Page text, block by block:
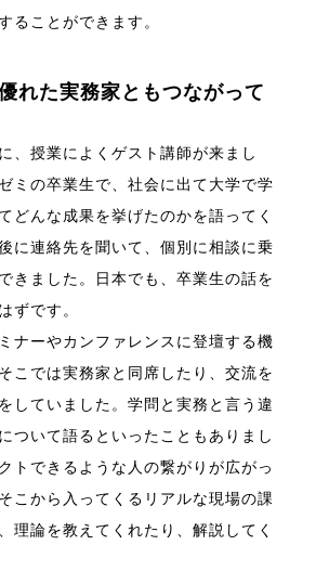
ることができます。
れた実務家ともつながって
、授業によくゲスト講師が来まし
ミの卒業生で、社会に出て大学で学
どんな成果を挙げたのかを語ってく
に連絡先を聞いて、個別に相談に乗
きました。日本でも、卒業生の話を
ずです。
ナーやカンファレンスに登壇する機
こでは実務家と同席したり、交流を
していました。学問と実務と言う違
ついて語るといったこともありまし
トできるような人の繋がりが広がっ
こから入ってくるリアルな現場の課
理論を教えてくれたり、解説してく